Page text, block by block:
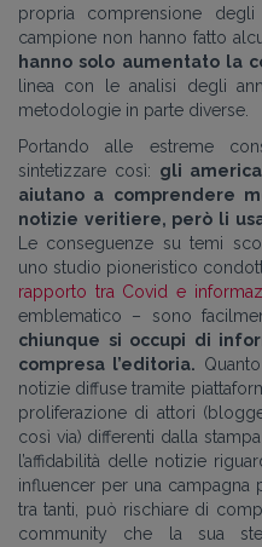
propria comprensione
campione non hanno fatto
hanno solo aumentato la
linea con le analisi degli
metodologie in parte diverse.
Portando alle estreme
sintetizzare così: gli
aiutano a comprendere
notizie veritiere, però li
Le conseguenze su temi
uno studio pioneristico
rapporto tra Covid e
emblematico – sono
chiunque si occupi di
compresa l’editoria.
notizie diffuse tramite
proliferazione di attori
così via) differenti dalla
l’affidabilità delle notizie
influencer per una campagna
tra tanti, può rischiare di
community che la sua